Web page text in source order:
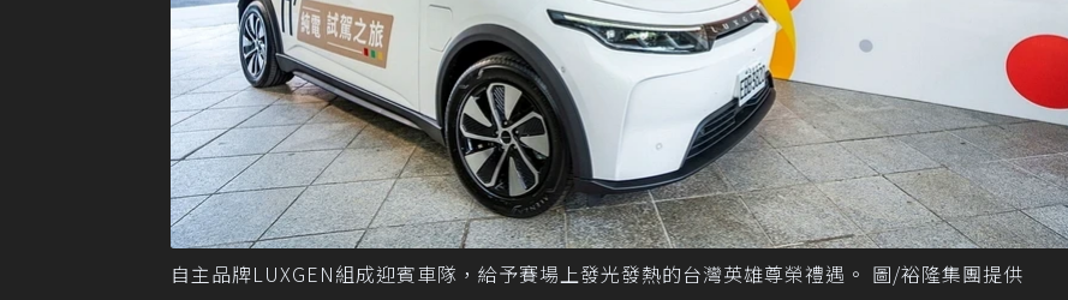
自主品牌LUXGEN組成迎賓車隊，給予賽場上發光發熱的台灣英雄尊榮禮遇。 圖/裕隆集團提供